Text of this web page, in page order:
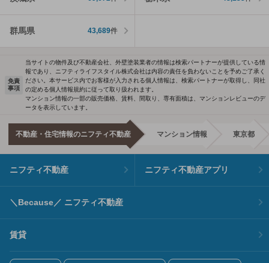
群馬県 43,689件
免責
事項
当サイトの物件及び不動産会社、外壁塗装業者の情報は検索パートナーが提供している情
報であり、ニフティライフスタイル株式会社は内容の責任を負わないことを予めご了承く
ださい。本サービス内でお客様が入力される個人情報は、検索パートナーが取得し、同社
の定める個人情報規約に従って取り扱われます。
マンション情報の一部の販売価格、賃料、間取り、専有面積は、マンションレビューのデ
ータを表示しています。
不動産・住宅情報のニフティ不動産 マンション情報 東京都
ニフティ不動産 ニフティ不動産アプリ
＼Because／ ニフティ不動産
賃貸